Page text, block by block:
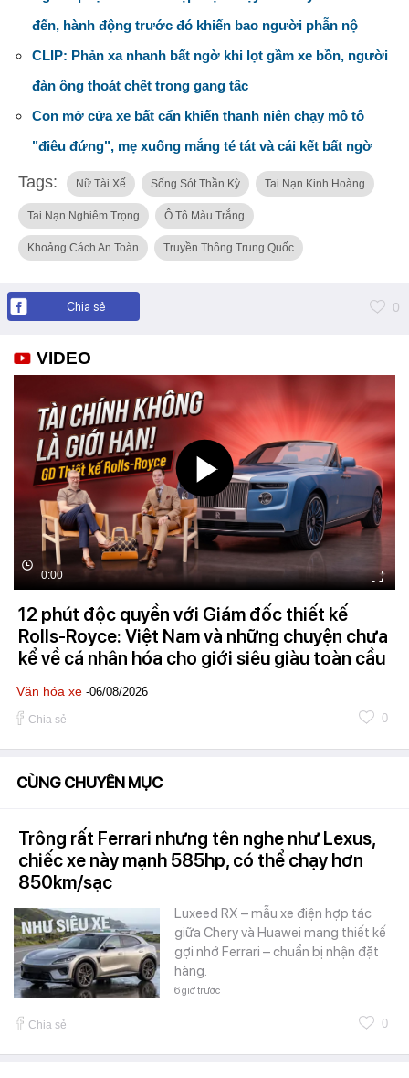
đến, hành động trước đó khiến bao người phẫn nộ
CLIP: Phản xa nhanh bất ngờ khi lọt gầm xe bồn, người
đàn ông thoát chết trong gang tấc
Con mở cửa xe bất cẩn khiến thanh niên chạy mô tô
"điêu đứng", mẹ xuống mắng té tát và cái kết bất ngờ
Tags: Nữ Tài Xế Sống Sót Thần Kỳ Tai Nạn Kinh Hoàng
Tai Nạn Nghiêm Trọng Ô Tô Màu Trắng
Khoảng Cách An Toàn Truyền Thông Trung Quốc
Chia sẻ 0
VIDEO
0:00
12 phút độc quyền với Giám đốc thiết kế
Rolls-Royce: Việt Nam và những chuyện chưa
kể về cá nhân hóa cho giới siêu giàu toàn cầu
Văn hóa xe -06/08/2026
Chia sẻ 0
CÙNG CHUYÊN MỤC
Trông rất Ferrari nhưng tên nghe như Lexus,
chiếc xe này mạnh 585hp, có thể chạy hơn
850km/sạc
Luxeed RX – mẫu xe điện hợp tác
giữa Chery và Huawei mang thiết kế
gợi nhớ Ferrari – chuẩn bị nhận đặt
hàng.
6 giờ trước
Chia sẻ 0